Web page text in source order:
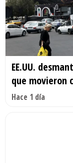
EE.UU.
que movieron
Hace 1 día